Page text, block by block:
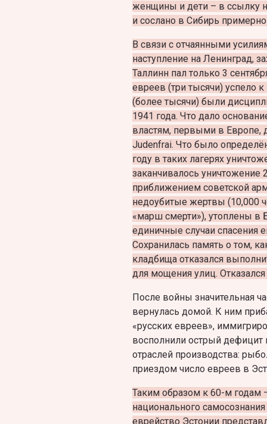
женщины и дети – в ссылку
и сослано в Сибирь примерно
В связи с отчаянными
наступление на Ленинград,
Таллинн пал только 3
евреев (три тысячи) успело
(более тысячи) были
1941 года. Что дало
властям, первыми в Европе,
Judenfrai. Что было
году в таких лагерях
заканчивалось
приближением советской
недоубитые жертвы (10,000
«марш смерти»), утоплены в
единичные случаи
Сохранилась память о том,
кладбища отказался
для мощения улиц. Отказался
После войны значительная
вернулась домой. К ним
«русских евреев»,
восполнили острый
отраслей производства:
приездом число евреев в
Таким образом к 60-м годам
национального
еврейство Эстонии